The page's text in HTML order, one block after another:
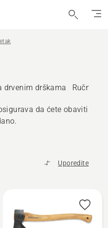
drvenim drškama Ručno
da ćete obaviti
Uporedite